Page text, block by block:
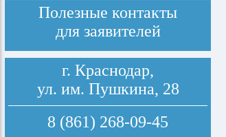
Полезные контакты
для заявителей
г. Краснодар,
ул. им. Пушкина, 28
8 (861) 268-09-45